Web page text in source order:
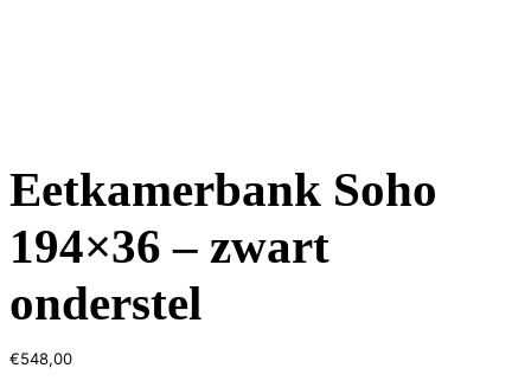
Eetkamerbank Soho
194×36 – zwart
onderstel
€548,00